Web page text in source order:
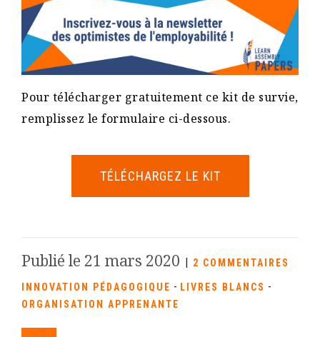
Pour télécharger gratuitement ce kit de survie,
remplissez le formulaire ci-dessous.
TÉLÉCHARGEZ LE KIT
Publié le 21 mars 2020 | 2 COMMENTAIRES
INNOVATION PÉDAGOGIQUE - LIVRES BLANCS -
ORGANISATION APPRENANTE